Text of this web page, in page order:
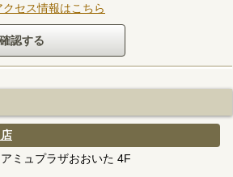
セス情報はこちら
ミュプラザおおいた 4F